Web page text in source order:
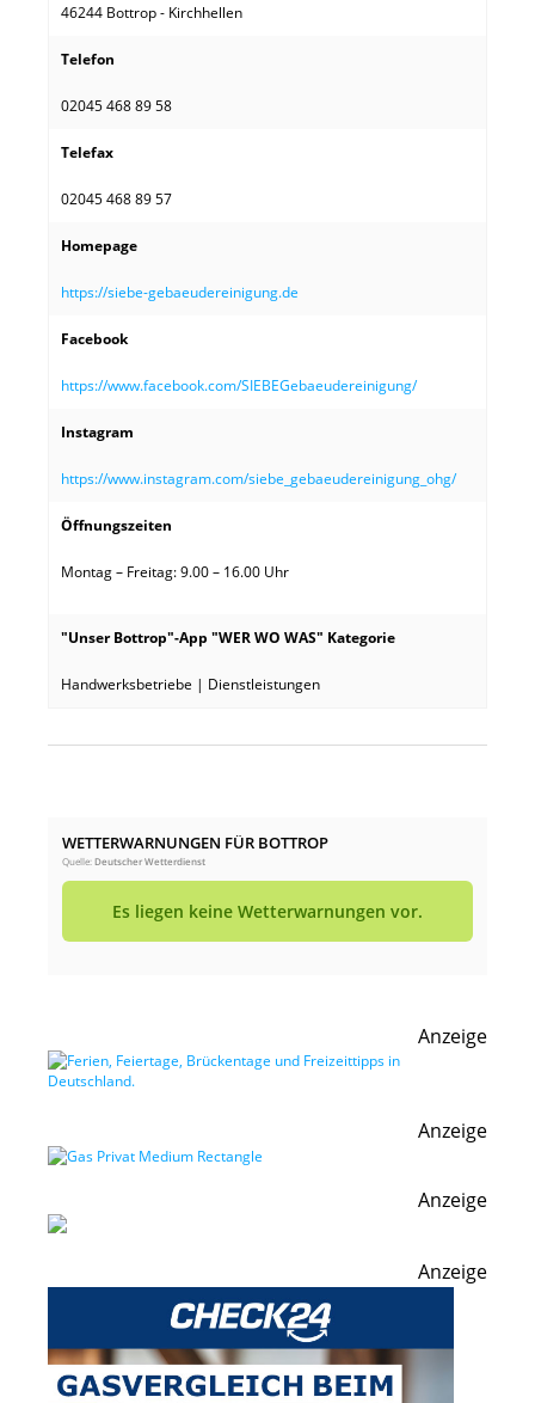
46244 Bottrop - Kirchhellen
Telefon
02045 468 89 58
Telefax
02045 468 89 57
Homepage
https://siebe-gebaeudereinigung.de
Facebook
https://www.facebook.com/SIEBEGebaeudereinigung/
Instagram
https://www.instagram.com/siebe_gebaeudereinigung_ohg/
Öffnungszeiten
Montag – Freitag: 9.00 – 16.00 Uhr
"Unser Bottrop"-App "WER WO WAS" Kategorie
Handwerksbetriebe | Dienstleistungen
WETTERWARNUNGEN FÜR BOTTROP
Quelle:Deutscher Wetterdienst
Es liegen keine Wetterwarnungen vor.
Anzeige
Anzeige
Anzeige
Anzeige